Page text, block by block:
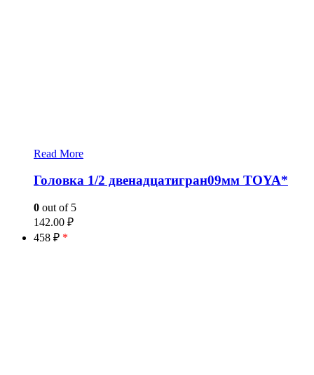
Read More
Головка 1/2 двенадцатигран09мм TOYA*
0 out of 5
142.00 ₽
458 ₽ *